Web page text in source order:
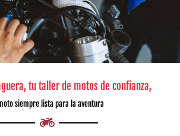
tu taller de motos de confianza,
siempre lista para la aventura